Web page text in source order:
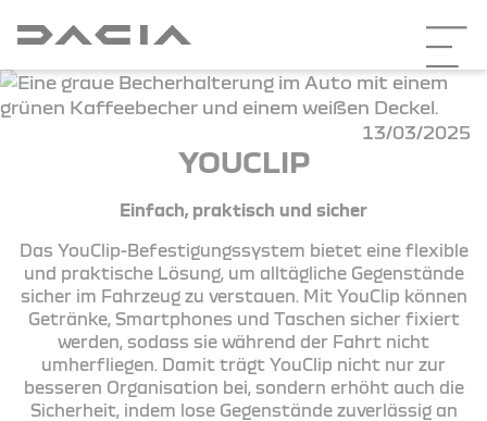
13/03/2025
YOUCLIP
Einfach, praktisch und sicher
Das YouClip-Befestigungssystem bietet eine flexible
und praktische Lösung, um alltägliche Gegenstände
sicher im Fahrzeug zu verstauen. Mit YouClip können
Getränke, Smartphones und Taschen sicher fixiert
werden, sodass sie während der Fahrt nicht
umherfliegen. Damit trägt YouClip nicht nur zur
besseren Organisation bei, sondern erhöht auch die
Sicherheit, indem lose Gegenstände zuverlässig an